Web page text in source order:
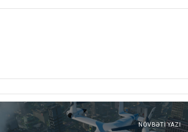
NÖVBƏTI YAZI